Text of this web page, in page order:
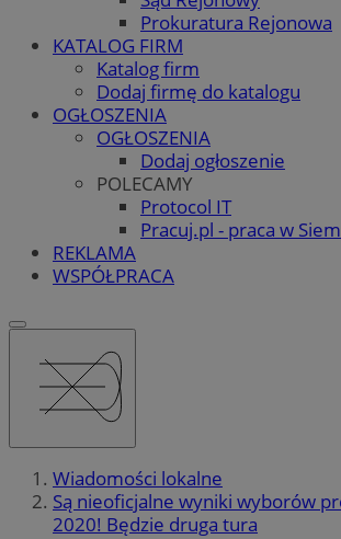
Prokuratura Rejonowa
KATALOG FIRM
Katalog firm
Dodaj firmę do katalogu
OGŁOSZENIA
OGŁOSZENIA
Dodaj ogłoszenie
POLECAMY
Protocol IT
Pracuj.pl - praca w
REKLAMA
WSPÓŁPRACA
Wiadomości lokalne
Są nieoficjalne wyniki wyborów
2020! Będzie druga tura